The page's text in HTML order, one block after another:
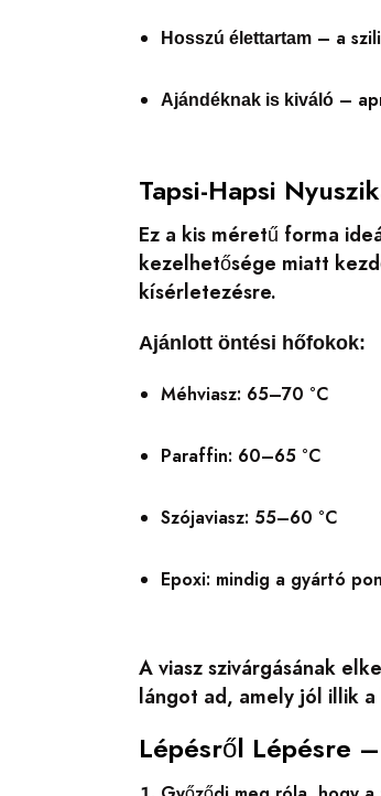
Hosszú élettartam – a
Ajándéknak is kiváló –
Tapsi-Hapsi
Ez a kis méretű forma
kezelhetősége miatt
kísérletezésre.
Ajánlott öntési hőfokok:
Méhviasz: 65–70 °C
Paraffin: 60–65 °C
Szójaviasz: 55–60 °C
Epoxi: mindig a gyártó
A viasz szivárgásának
lángot ad, amely jól illik
Lépésről Lépésre